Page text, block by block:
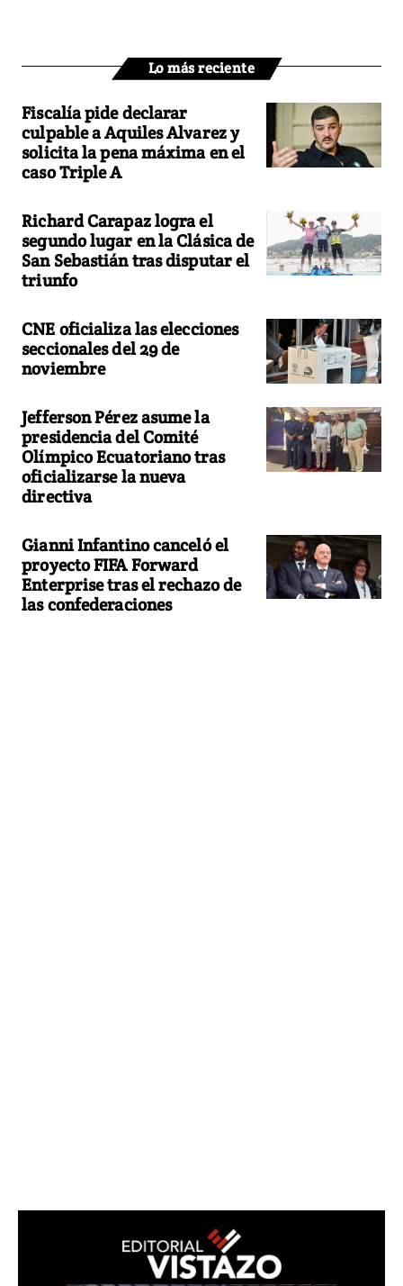
Lo más reciente
Fiscalía pide declarar
culpable a Aquiles Alvarez y
solicita la pena máxima en el
caso Triple A
Richard Carapaz logra el
segundo lugar en la Clásica de
San Sebastián tras disputar el
triunfo
CNE oficializa las elecciones
seccionales del 29 de
noviembre
Jefferson Pérez asume la
presidencia del Comité
Olímpico Ecuatoriano tras
oficializarse la nueva
directiva
Gianni Infantino canceló el
proyecto FIFA Forward
Enterprise tras el rechazo de
las confederaciones